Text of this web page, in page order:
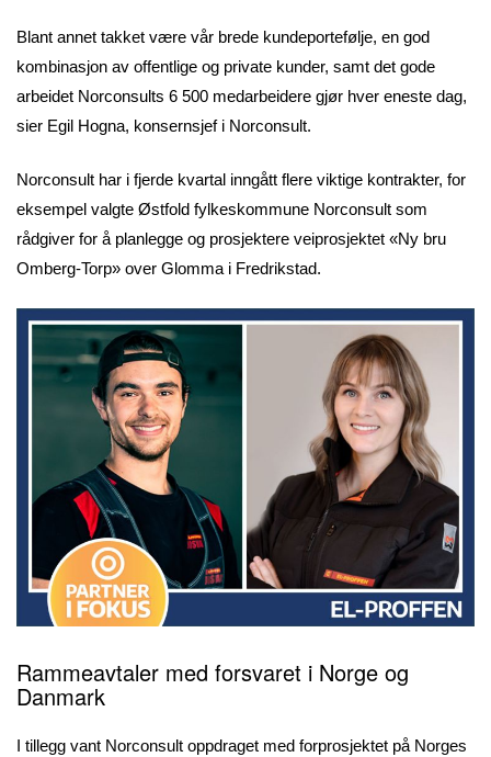
Blant annet takket være vår brede kundeportefølje, en god
kombinasjon av offentlige og private kunder, samt det gode
arbeidet Norconsults 6 500 medarbeidere gjør hver eneste dag,
sier Egil Hogna, konsernsjef i Norconsult.
Norconsult har i fjerde kvartal inngått flere viktige kontrakter, for
eksempel valgte Østfold fylkeskommune Norconsult som
rådgiver for å planlegge og prosjektere veiprosjektet «Ny bru
Omberg-Torp» over Glomma i Fredrikstad.
Rammeavtaler med forsvaret i Norge og
Danmark
I tillegg vant Norconsult oppdraget med forprosjektet på Norges